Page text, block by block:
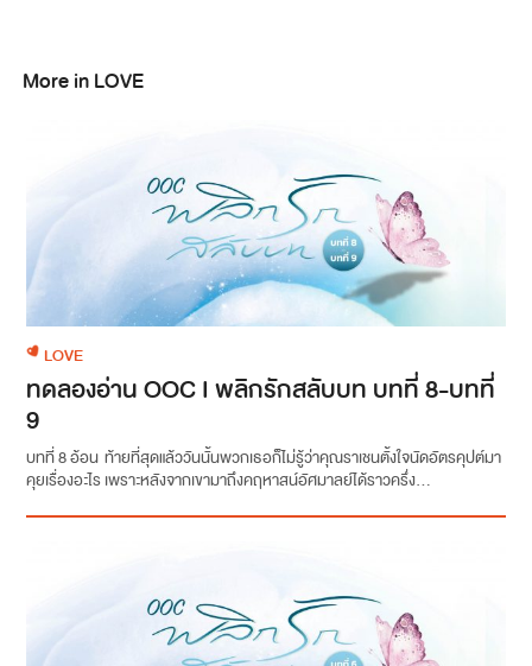
More in LOVE
LOVE
ทดลองอ่าน OOC I พลิกรักสลับบท บทที่ 8-บทที่
9
บทที่ 8 อ้อน ท้ายที่สุดแล้ววันนั้นพวกเธอก็ไม่รู้ว่าคุณราเชนตั้งใจนัดอัตรคุปต์มา
คุยเรื่องอะไร เพราะหลังจากเขามาถึงคฤหาสน์อัศมาลย์ได้ราวครึ่ง...